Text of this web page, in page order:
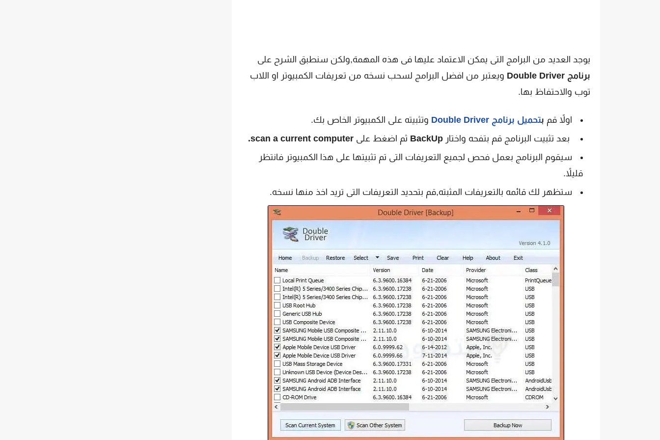
يوجد العديد من البرامج التى يمكن الاعتماد عليها فى هذه المهمة,ولكن سنطبق الشرح على
برنامج Double Driver
ويعتبر من افضل البرامج لسحب نسخه من تعريفات الكمبيوتر او اللاب
توب والاحتفاظ بها.
اولاً قم بتحميل برنامج Double Driver
وتثبيته على الكمبيوتر الخاص بك.
بعد تثبيت البرنامج قم بتفحه واختار BackUp ثم اضغط على scan a current computer.
سيقوم البرنامج بعمل فحص لجميع التعريفات التى تم تثبيتها على هذا الكمبيوتر فانتظر
قليلاً.
ستظهر لك قائمه بالتعريفات المثبته,قم بتحديد التعريفات التى تريد اخذ منها نسخه.